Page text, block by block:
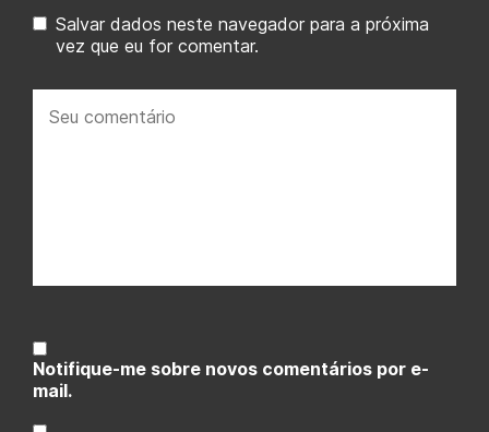
Salvar dados neste navegador para a próxima
vez que eu for comentar.
comentário:
Notifique-me sobre novos comentários por e-
mail.